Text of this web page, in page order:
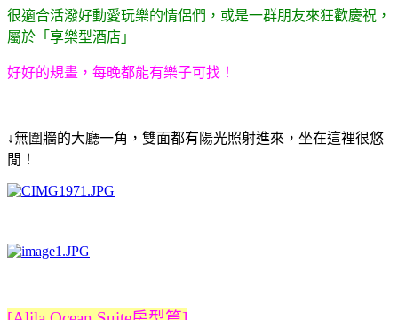
很適合活潑好動愛玩樂的情侶們，或是一群朋友來狂歡慶祝，
屬於「享樂型酒店」
好好的規畫，每晚都能有樂子可找！
↓無圍牆的大廳一角，雙面都有陽光照射進來， 坐在這裡很悠
閒！